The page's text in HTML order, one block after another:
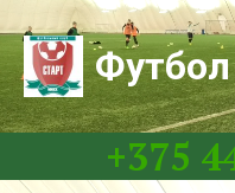
Футбол
+375